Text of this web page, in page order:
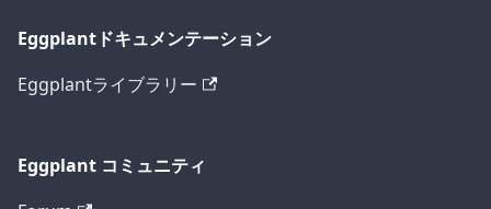
Eggplantドキュメンテーション
Eggplantライブラリー
Eggplant コミュニティ